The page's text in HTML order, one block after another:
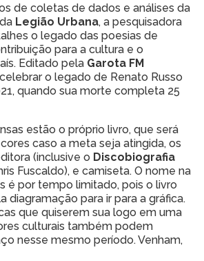
de coletas de dados e análises da
Legião Urbana, a pesquisadora
o legado das poesias de
para a cultura e o
Editado pela Garota FM
o legado de Renato Russo
quando sua morte completa 25
estão o próprio livro, que será
caso a meta seja atingida, os
(inclusive o Discobiografia
Fuscaldo), e camiseta. O nome na
é por tempo limitado, pois o livro
diagramação para ir para a gráfica.
que quiserem sua logo em uma
culturais também podem
nesse mesmo período. Venham,